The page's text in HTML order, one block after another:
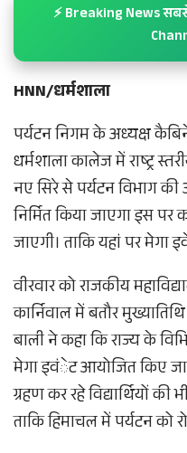
⚡ Breaking News
HNN/धर्मशाला
पर्यटन निगम के अध्यक्ष
धर्मशाला कालेज में राष्ट्र
नए सिरे से पर्यटन विभाग
निर्मित किया जाएगा इस
जाएगी। ताकि यहां पर
वीरवार को राजकीय
कार्निवाल में बतौर
बाली ने कहा कि राज्य के
मेगा इवंेट आयोजित किए
ग्रहण कर रहे विद्यार्थियों
ताकि हिमाचल में पर्यटन को